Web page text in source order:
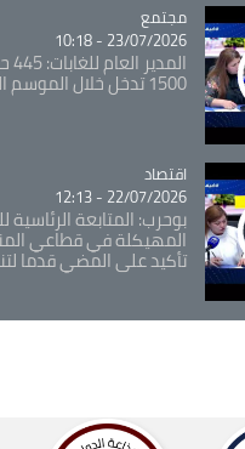
Catégorie
مجتمع
23/07/2026 - 10:18
المدير العام للغابات:
1500 تدخل خلال الموسم الحالي
Catégorie
اقتصاد
22/07/2026 - 12:13
بوحرب: المتابعة الرئاسية للمشاريع
المهيكلة في قطاعي المناجم
تأكيد على المضي قدما لتنويع